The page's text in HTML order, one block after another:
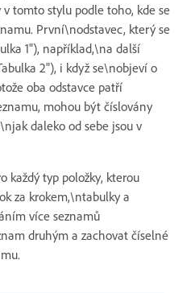
tomto stylu podle toho, kde se
První\nodstavec, který se
1"), například,\na další
2"), i když se\nobjeví o
oba odstavce patří
mohou být číslovány
daleko od sebe jsou v
každý typ položky, kterou
za krokem,\ntabulky a
více seznamů
druhým a zachovat číselné